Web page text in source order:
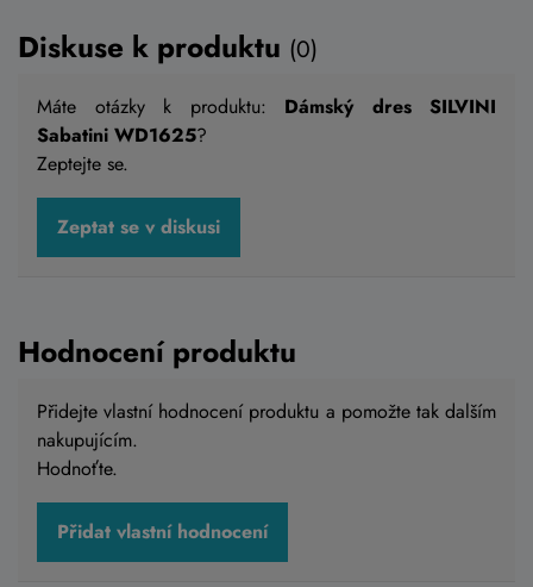
Diskuse k produktu (0)
Máte otázky k produktu: Dámský dres SILVINI
Sabatini WD1625?
Zeptejte se.
Zeptat se v diskusi
Hodnocení produktu
Přidejte vlastní hodnocení produktu a pomožte tak dalším
nakupujícím.
Hodnoťte.
Přidat vlastní hodnocení